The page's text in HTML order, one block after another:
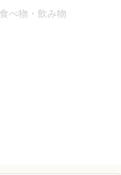
べ物・飲み物